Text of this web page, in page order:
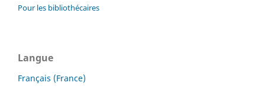
Pour les bibliothécaires
Langue
Français (France)